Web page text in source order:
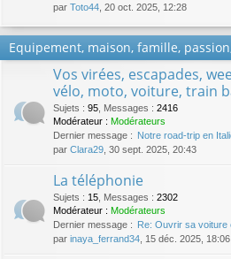
par Toto44 , 20 oct. 2025, 12:28
Equipement, maison, famille,
Vos virées, escapades,
vélo, moto, voiture, train
Sujets : 95 Messages : 2416
Modérateur : Modérateurs
Dernier message : Notre road-trip en
par Clara29 , 30 sept. 2025, 20:43
La téléphonie
Sujets : 15 Messages : 2302
Modérateur : Modérateurs
Dernier message :
Re: Ouvrir sa voiture
par inaya_ferrand34 , 15 déc. 2025, 18:06